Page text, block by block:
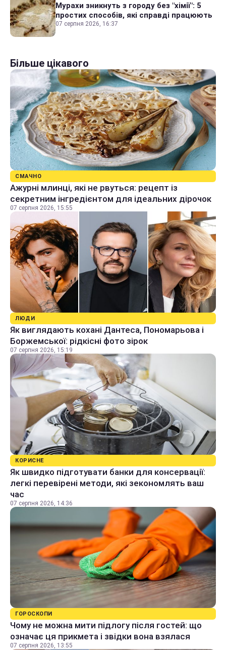
Мурахи зникнуть з городу без "хімії": 5
простих способів, які справді працюють
07 серпня 2026, 16:37
Більше цікавого
СМАЧНО
Ажурні млинці, які не рвуться: рецепт із
секретним інгредієнтом для ідеальних дірочок
07 серпня 2026, 15:55
ЛЮДИ
Як виглядають кохані Дантеса, Пономарьова і
Боржемської: рідкісні фото зірок
07 серпня 2026, 15:19
КОРИСНЕ
Як швидко підготувати банки для консервації:
легкі перевірені методи, які зекономлять ваш
час
07 серпня 2026, 14:36
ГОРОСКОПИ
Чому не можна мити підлогу після гостей: що
означає ця прикмета і звідки вона взялася
07 серпня 2026, 13:55